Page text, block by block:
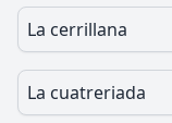
La cerrillana
La cuatreriada